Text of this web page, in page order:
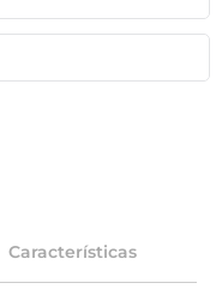
Características